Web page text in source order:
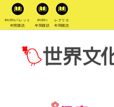
PriPriパレット
年間購読
PriPri
年間購読
レクリエ
年間購読